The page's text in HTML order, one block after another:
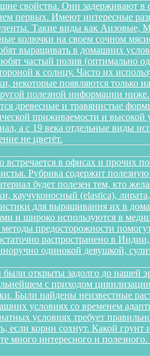
свойства. Они задерживают в
первых. Имеют интересные
Такие виды как Аизовые,
колючки на своем сочном
выращивать в домашних
частый полив (оптимально
к солнцу. Часто их
некоторые появляются только
полезной информации ниже.
древесные и травянистые
приживаемости и высокой
а с 19 века отдельные виды
не цветёт.
в офисах и прочих
Рубрика содержит
будет полезен тем, кто
каучуконосный (elastica),
для выращивания их в
и широко используются в
предосторожности
распространено в
одинокой девушкой,
были открыты задолго до нашей
с приходом
Были найдены неизвестные
условиях со временем
условиях требует
если корни сохнут. Какой
много интересного и